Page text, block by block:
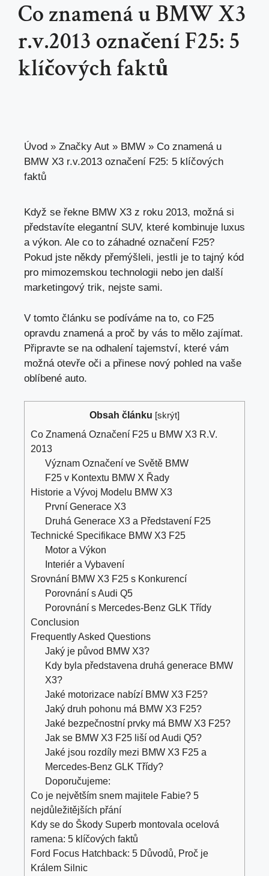
Co znamená u BMW X3
r.v.2013 označení F25: 5
klíčových faktů
Úvod » Značky Aut » BMW » Co znamená u
BMW X3 r.v.2013 označení F25: 5 klíčových
faktů
Když se řekne BMW X3 z roku 2013, možná si
představíte elegantní SUV, které kombinuje luxus
a výkon. Ale co to záhadné označení F25?
Pokud jste někdy přemýšleli, jestli je to tajný kód
pro mimozemskou technologii nebo jen další
marketingový trik, nejste sami.
V tomto článku se podíváme na to, co F25
opravdu znamená a proč by vás to mělo zajímat.
Připravte se na odhalení tajemství, které vám
možná otevře oči a přinese nový pohled na vaše
oblíbené auto.
Obsah článku [skrýt]
Co Znamená Označení F25 u BMW X3 R.V.
2013
Význam Označení ve Světě BMW
F25 v Kontextu BMW X Řady
Historie a Vývoj Modelu BMW X3
První Generace X3
Druhá Generace X3 a Představení F25
Technické Specifikace BMW X3 F25
Motor a Výkon
Interiér a Vybavení
Srovnání BMW X3 F25 s Konkurencí
Porovnání s Audi Q5
Porovnání s Mercedes-Benz GLK Třídy
Conclusion
Frequently Asked Questions
Jaký je původ BMW X3?
Kdy byla představena druhá generace BMW
X3?
Jaké motorizace nabízí BMW X3 F25?
Jaký druh pohonu má BMW X3 F25?
Jaké bezpečnostní prvky má BMW X3 F25?
Jak se BMW X3 F25 liší od Audi Q5?
Jaké jsou rozdíly mezi BMW X3 F25 a
Mercedes-Benz GLK Třídy?
Doporučujeme:
Co je největším snem majitele Fabie? 5
nejdůležitějších přání
Kdy se do Škody Superb montovala ocelová
ramena: 5 klíčových faktů
Ford Focus Hatchback: 5 Důvodů, Proč je
Králem Silnic